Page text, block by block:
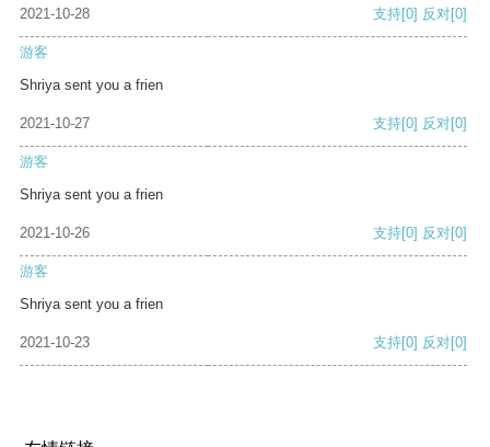
2021-10-28 支持[0] 反对[0]
游客
Shriya sent you a frien
2021-10-27 支持[0] 反对[0]
游客
Shriya sent you a frien
2021-10-26 支持[0] 反对[0]
游客
Shriya sent you a frien
2021-10-23 支持[0] 反对[0]